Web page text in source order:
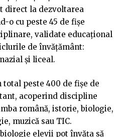
direct la dezvoltarea
o cu peste 45 de fișe
validate educațional
de învățământ:
și liceal.
peste 400 de fișe de
acoperind discipline
română, istorie, biologie,
muzică sau TIC.
elevii pot învăța să